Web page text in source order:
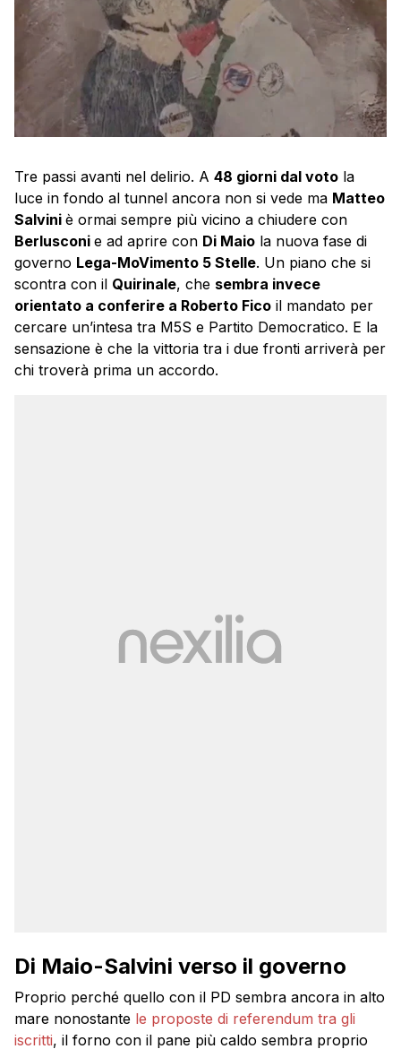
Tre passi avanti nel delirio. A 48 giorni dal voto la
luce in fondo al tunnel ancora non si vede ma Matteo
Salvini è ormai sempre più vicino a chiudere con
Berlusconi e ad aprire con Di Maio la nuova fase di
governo Lega-MoVimento 5 Stelle. Un piano che si
scontra con il Quirinale, che sembra invece
orientato a conferire a Roberto Fico il mandato per
cercare un’intesa tra M5S e Partito Democratico. E la
sensazione è che la vittoria tra i due fronti arriverà per
chi troverà prima un accordo.
Di Maio-Salvini verso il governo
Proprio perché quello con il PD sembra ancora in alto
mare nonostante le proposte di referendum tra gli
iscritti, il forno con il pane più caldo sembra proprio